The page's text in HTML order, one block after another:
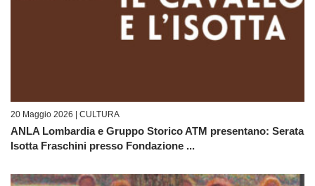
20 Maggio 2026 | CULTURA
ANLA Lombardia e Gruppo Storico ATM presentano: Serata
Isotta Fraschini presso Fondazione ...